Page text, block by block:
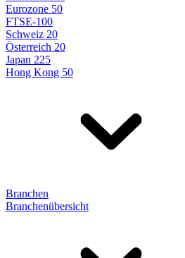
Eurozone 50
FTSE-100
Schweiz 20
Österreich 20
Japan 225
Hong Kong 50
Branchen
Branchenübersicht